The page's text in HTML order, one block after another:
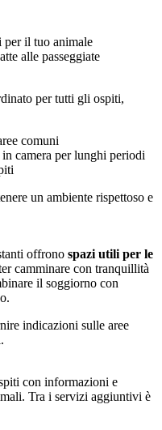
per il tuo animale
alle passeggiate
per tutti gli ospiti,
comuni
camera per lunghi periodi
un ambiente rispettoso e
offrono spazi utili per le
camminare con tranquillità
il soggiorno con
indicazioni sulle aree
con informazioni e
Tra i servizi aggiuntivi è